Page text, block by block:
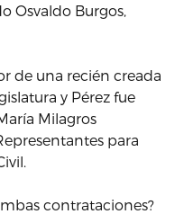
Osvaldo Burgos,
de una recién creada
y Pérez fue
Milagros
para
contrataciones?